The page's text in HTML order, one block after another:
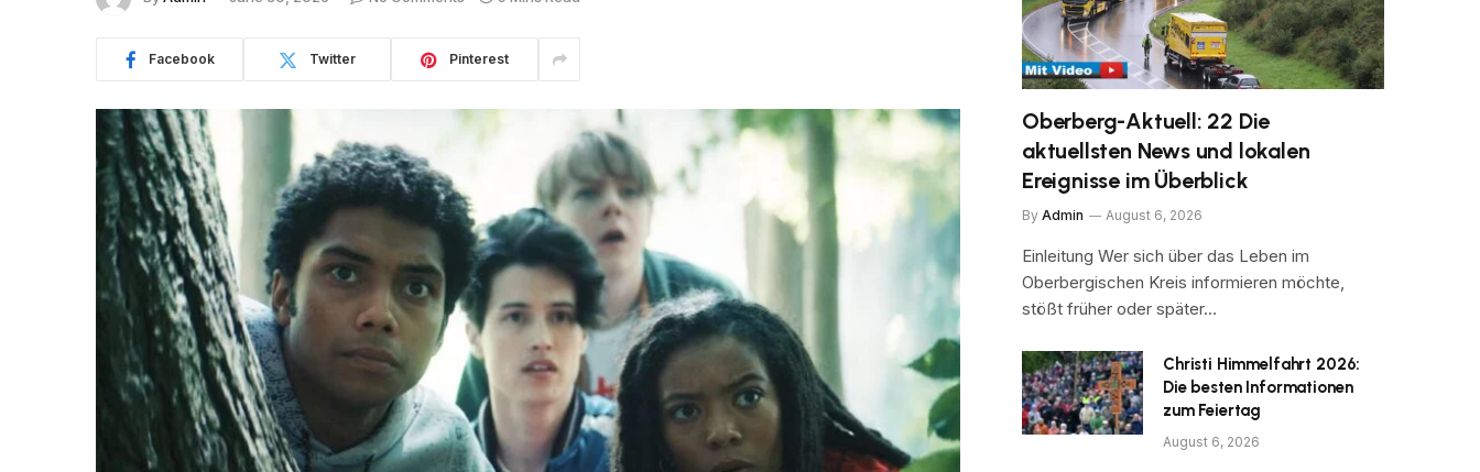
Facebook Twitter Pinterest
Oberberg-Aktuell: 22 Die
aktuellsten News und lokalen
Ereignisse im Überblick
By Admin August 6, 2026
Einleitung Wer sich über das Leben im
Oberbergischen Kreis informieren möchte,
stößt früher oder später…
Christi Himmelfahrt 2026:
Die besten Informationen
zum Feiertag
August 6, 2026